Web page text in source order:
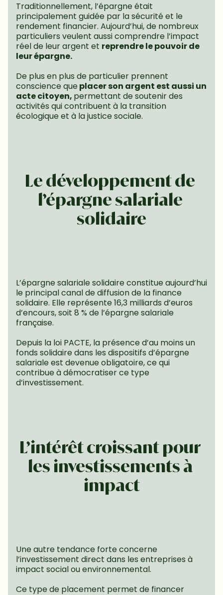
Traditionnellement, l’épargne était
principalement guidée par la sécurité et le
rendement financier. Aujourd’hui, de nombreux
particuliers veulent aussi comprendre l’impact
réel de leur argent et reprendre le pouvoir de
leur épargne.
De plus en plus de particulier prennent
conscience que placer son argent est aussi un
acte citoyen, permettant de soutenir des
activités qui contribuent à la transition
écologique et à la justice sociale.
Le développement de
l’épargne salariale
solidaire
L’épargne salariale solidaire constitue aujourd’hui
le principal canal de diffusion de la finance
solidaire. Elle représente 16,3 milliards d’euros
d’encours, soit 8 % de l’épargne salariale
française.
Depuis la loi PACTE, la présence d’au moins un
fonds solidaire dans les dispositifs d’épargne
salariale est devenue obligatoire, ce qui
contribue à démocratiser ce type
d’investissement.
L’intérêt croissant pour
les investissements à
impact
Une autre tendance forte concerne
l’investissement direct dans les entreprises à
impact social ou environnemental.
Ce type de placement permet de financer